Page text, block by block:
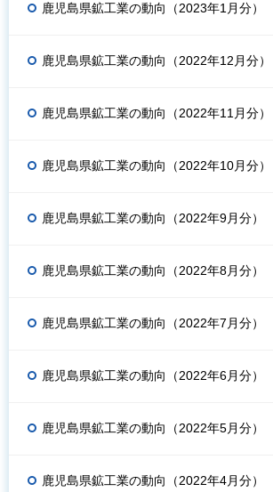
鹿児島県鉱工業の動向（2023年1月分）
鹿児島県鉱工業の動向（2022年12月分）
鹿児島県鉱工業の動向（2022年11月分）
鹿児島県鉱工業の動向（2022年10月分）
鹿児島県鉱工業の動向（2022年9月分）
鹿児島県鉱工業の動向（2022年8月分）
鹿児島県鉱工業の動向（2022年7月分）
鹿児島県鉱工業の動向（2022年6月分）
鹿児島県鉱工業の動向（2022年5月分）
鹿児島県鉱工業の動向（2022年4月分）